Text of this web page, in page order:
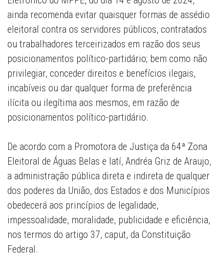
ainda recomenda evitar quaisquer formas de assédio
eleitoral contra os servidores públicos, contratados
ou trabalhadores terceirizados em razão dos seus
posicionamentos político-partidário; bem como não
privilegiar, conceder direitos e benefícios ilegais,
incabíveis ou dar qualquer forma de preferência
ilícita ou ilegítima aos mesmos, em razão de
posicionamentos político-partidário.
De acordo com a Promotora de Justiça da 64ª Zona
Eleitoral de Águas Belas e Iatí, Andréa Griz de Araujo,
a administração pública direta e indireta de qualquer
dos poderes da União, dos Estados e dos Municípios
obedecerá aos princípios de legalidade,
impessoalidade, moralidade, publicidade e eficiência,
nos termos do artigo 37, caput, da Constituição
Federal.